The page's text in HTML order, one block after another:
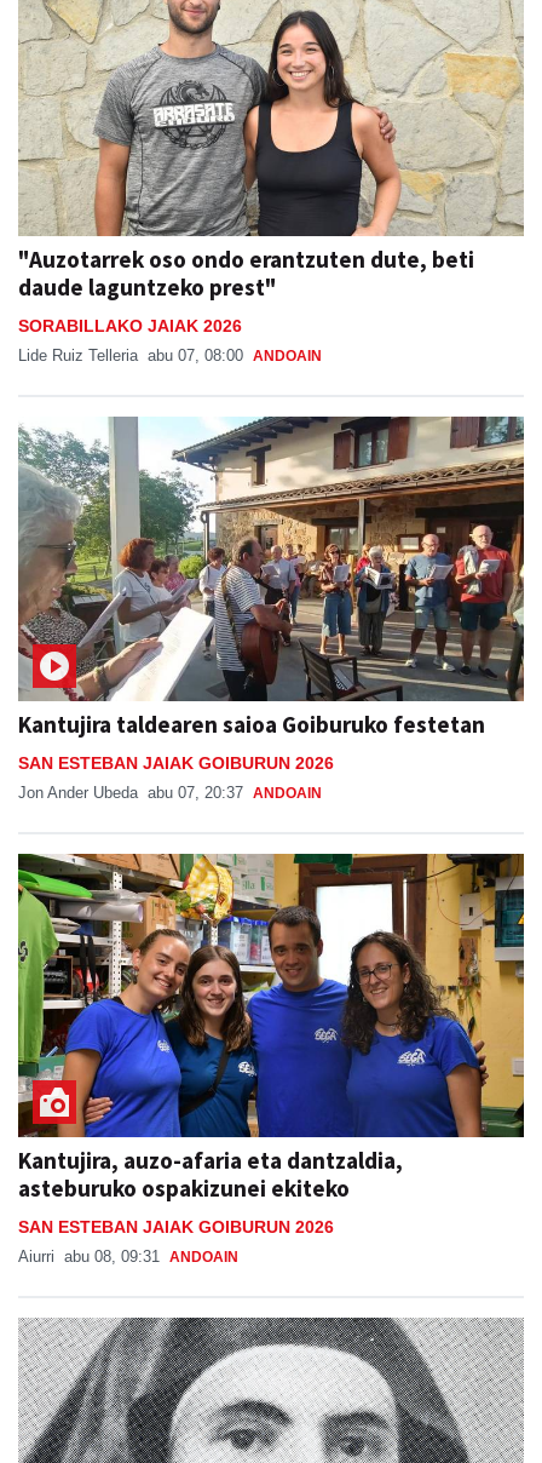
"Auzotarrek oso ondo erantzuten dute, beti
daude laguntzeko prest"
SORABILLAKO JAIAK 2026
Lide Ruiz Telleria abu 07, 08:00 ANDOAIN
Kantujira taldearen saioa Goiburuko festetan
SAN ESTEBAN JAIAK GOIBURUN 2026
Jon Ander Ubeda abu 07, 20:37 ANDOAIN
Kantujira, auzo-afaria eta dantzaldia,
asteburuko ospakizunei ekiteko
SAN ESTEBAN JAIAK GOIBURUN 2026
Aiurri abu 08, 09:31 ANDOAIN